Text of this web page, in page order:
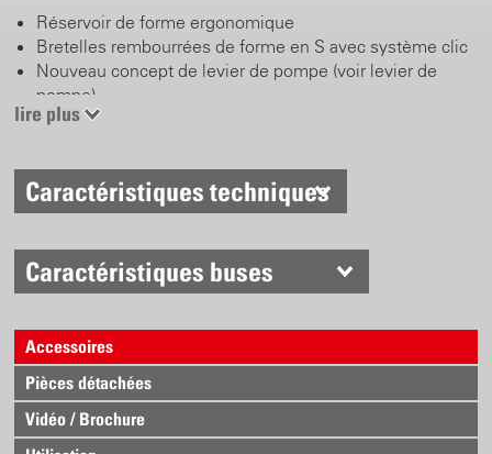
Réservoir de forme ergonomique
Bretelles rembourrées de forme en S avec système clic
Nouveau concept de levier de pompe (voir levier de
pompe)
Set de ceinture ventrale et pectorale comme accessoire
Levier de pompe
Montable à gauche / à droite
Position travail et rangement
Acier inoxydable
Poignée
Fonction de blocage / verrouillage
Corps en laiton robuste
lire plus
Caractéristiques techniques
Caractéristiques buses
Accessoires
Pièces détachées
Vidéo / Brochure